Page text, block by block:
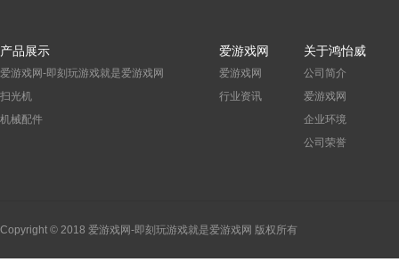
产品展示
爱游戏网-即刻玩游戏就是爱游戏网
扫光机
机械配件
爱游戏网
爱游戏网
行业资讯
关于鸿怡威
公司简介
爱游戏网
企业环境
公司荣誉
Copyright © 2018 爱游戏网-即刻玩游戏就是爱游戏网 版权所有